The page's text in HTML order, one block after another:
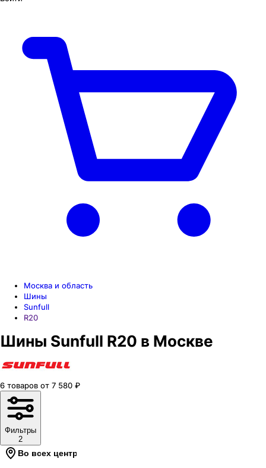
Москва и область
Шины
Sunfull
R20
Шины Sunfull R20 в Москве
6 товаров от 7 580 ₽
Фильтры
2
Во всех центрах